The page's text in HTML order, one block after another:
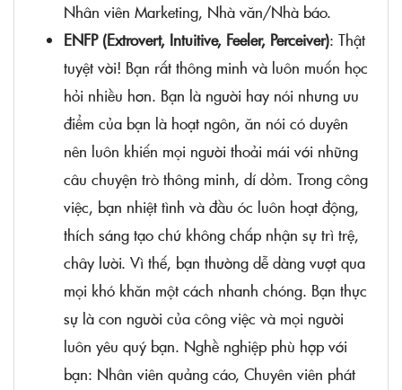
Nhân viên Marketing, Nhà văn/Nhà báo.
ENFP (Extrovert, Intuitive, Feeler, Perceiver): Thật
tuyệt vời! Bạn rất thông minh và luôn muốn học
hỏi nhiều hơn. Bạn là người hay nói nhưng ưu
điểm của bạn là hoạt ngôn, ăn nói có duyên
nên luôn khiến mọi người thoải mái với những
câu chuyện trò thông minh, dí dỏm. Trong công
việc, bạn nhiệt tình và đầu óc luôn hoạt động,
thích sáng tạo chứ không chấp nhận sự trì trệ,
chây lười. Vì thế, bạn thường dễ dàng vượt qua
mọi khó khăn một cách nhanh chóng. Bạn thực
sự là con người của công việc và mọi người
luôn yêu quý bạn. Nghề nghiệp phù hợp với
bạn: Nhân viên quảng cáo, Chuyên viên phát